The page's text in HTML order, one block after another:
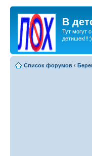
В
Тут могут
детишек!!!:)
Список форумов ‹